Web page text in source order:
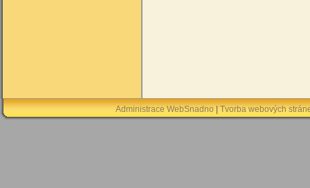
Administrace WebSnadno |Tvorba webových